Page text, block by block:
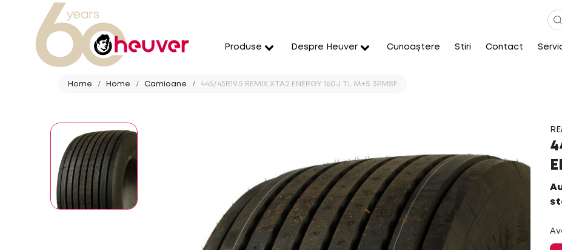
Produse Despre Heuver Cunoaștere Stiri Contact
Home Home Camioane 445/45R19.5 REMIX XTA2 ENERGY 160J TL M+S 3PMSF